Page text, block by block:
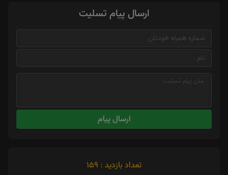
ارسال پیام تسلیت
ارسال پیام
تعداد بازدید : 159